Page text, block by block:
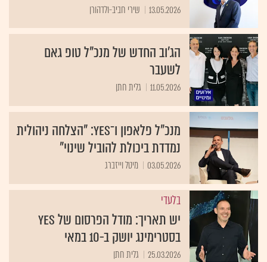
13.05.2026 שירי חביב-ולדהורן
הג'וב החדש של מנכ"ל טופ גאם
לשעבר
11.05.2026 גלית חתן
מנכ"ל פלאפון ו־yes: "הצלחה ניהולית
נמדדת ביכולת להוביל שינוי"
03.05.2026 מיטל וייזברג
בלעדי
יש תאריך: מודל הפרסום של yes
בסטרימינג יושק ב-10 במאי
25.03.2026 גלית חתן